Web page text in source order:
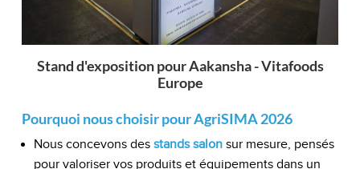
Stand d'exposition pour Aakansha - Vitafoods
Europe
Pourquoi nous choisir pour AgriSIMA 2026
Nous concevons des stands salon sur mesure, pensés
pour valoriser vos produits et équipements dans un